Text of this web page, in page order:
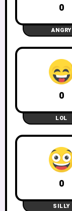
0
ANGRY
0
LOL
0
SILLY